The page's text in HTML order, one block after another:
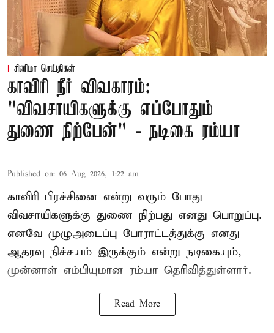
சினிமா செய்திகள்
காவிரி நீர் விவகாரம்:
"விவசாயிகளுக்கு எப்போதும்
துணை நிற்பேன்" - நடிகை ரம்யா
Published on: 06 Aug 2026, 1:22 am
காவிரி பிரச்சினை என்று வரும் போது
விவசாயிகளுக்கு துணை நிற்பது எனது பொறுப்பு.
எனவே முழுஅடைப்பு போராட்டத்துக்கு எனது
ஆதரவு நிச்சயம் இருக்கும் என்று நடிகையும்,
முன்னாள் எம்பியுமான ரம்யா தெரிவித்துள்ளார்.
Read More